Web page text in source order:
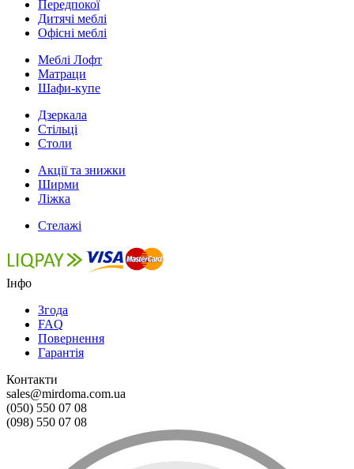
Передпокої
Дитячі меблі
Офісні меблі
Меблі Лофт
Матраци
Шафи-купе
Дзеркала
Стільці
Столи
Акції та знижки
Ширми
Ліжка
Стелажі
Інфо
Згода
FAQ
Повернення
Гарантія
Контакти
sales@mirdoma.com.ua
(050) 550 07 08
(098) 550 07 08